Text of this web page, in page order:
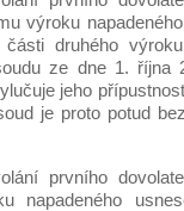
výroku
druhého
ze dne 1.
jeho
je proto potud
prvního
napadeného